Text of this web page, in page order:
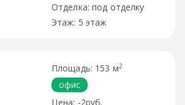
под отделку
5 этаж
153 м2
офис
-2руб.